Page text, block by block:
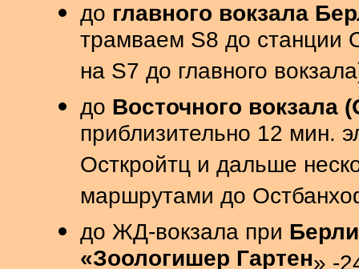
до главного вокзала
трамваем S8 до станции
на S7 до главного
до Восточного вокзала
приблизительно 12 мин.
Осткройтц и дальше
маршрутами до
до ЖД-вокзала при
«Зоологишер Гартен» -